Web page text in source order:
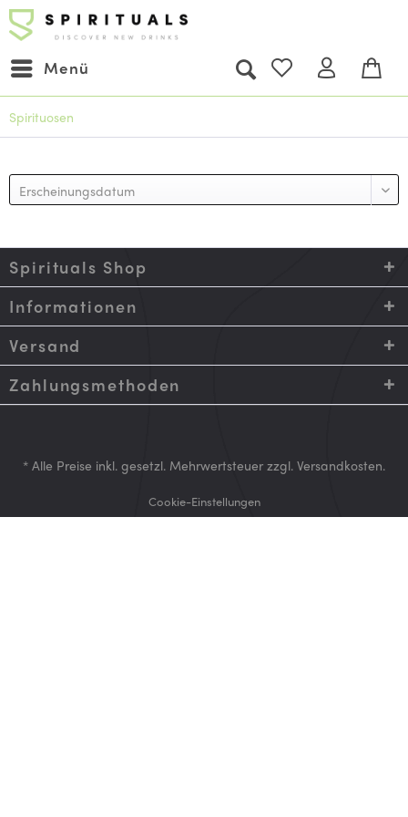
Menü
Spirituosen
Spirituals Shop
Informationen
Versand
Zahlungsmethoden
* Alle Preise inkl. gesetzl. Mehrwertsteuer zzgl. Versandkosten.
Cookie-Einstellungen